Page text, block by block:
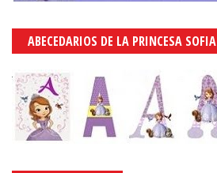
ABECEDARIOS DE LA PRINCESA SOFIA